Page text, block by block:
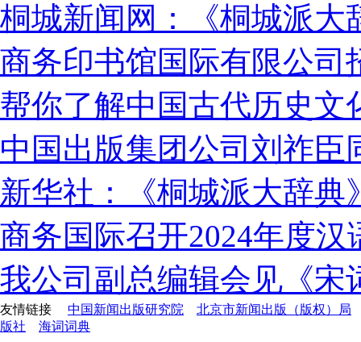
桐城新闻网：《桐城派大
商务印书馆国际有限公司
帮你了解中国古代历史文
中国出版集团公司刘祚
新华社：《桐城派大辞典
商务国际召开2024年度
我公司副总编辑会见《宋
友情链接 中国新闻出版研究院
北京市新闻出版（版权）局
版社
海词词典